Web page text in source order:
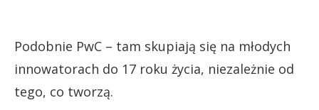
Podobnie PwC – tam skupiają się na młodych
innowatorach do 17 roku życia, niezależnie od
tego, co tworzą.